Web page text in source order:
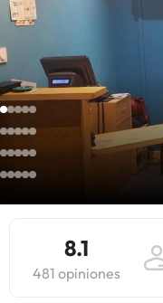
8.1
481 opiniones